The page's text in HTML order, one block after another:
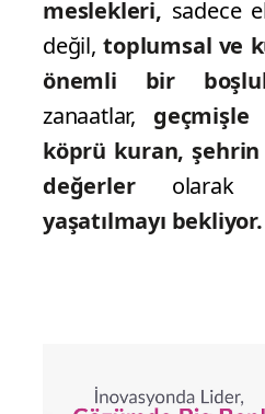
meslekleri, sadece
değil,toplumsal ve
önemli bir
zanaatlar, geçmişle
köprü kuran,
değerler olarak
yaşatılmayı bekliyor.